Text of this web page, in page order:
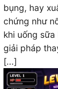
bụng, hay
chứng như
khi uống sữa
giải pháp
[...]